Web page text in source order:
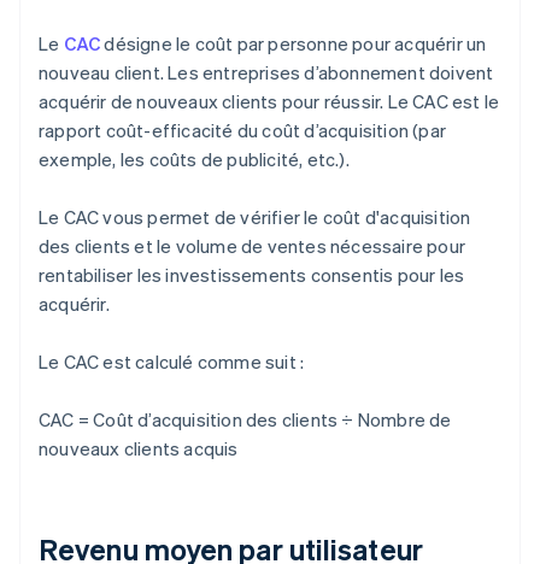
Le CACdésigne le coût par personne pour acquérir un
nouveau client. Les entreprises d’abonnement doivent
acquérir de nouveaux clients pour réussir. Le CAC est le
rapport coût-efficacité du coût d’acquisition (par
exemple, les coûts de publicité, etc.).
Le CAC vous permet de vérifier le coût d'acquisition
des clients et le volume de ventes nécessaire pour
rentabiliser les investissements consentis pour les
acquérir.
Le CAC est calculé comme suit :
CAC = Coût d’acquisition des clients ÷ Nombre de
nouveaux clients acquis
Revenu moyen par utilisateur